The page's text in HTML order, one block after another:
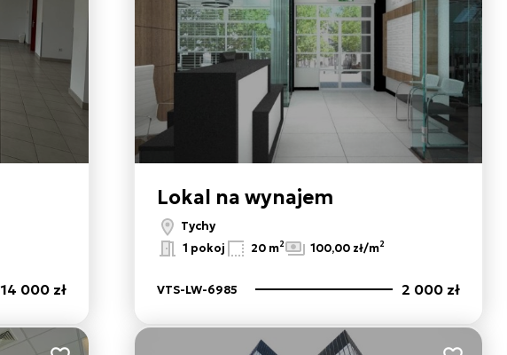
14 000 zł
Lokal na wynajem
Tychy
1 pokoj 20 m2 100,00 zł/m2
VTS-LW-6985 2 000 zł